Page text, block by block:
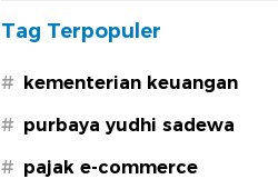
Tag Terpopuler
# kementerian keuangan
# purbaya yudhi sadewa
# pajak e-commerce